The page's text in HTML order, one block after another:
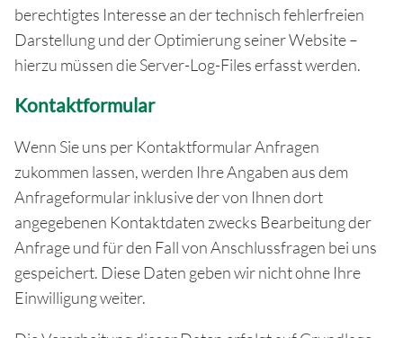
berechtigtes Interesse an der technisch fehlerfreien
Darstellung und der Optimierung seiner Website –
hierzu müssen die Server-Log-Files erfasst werden.
Kontaktformular
Wenn Sie uns per Kontaktformular Anfragen
zukommen lassen, werden Ihre Angaben aus dem
Anfrageformular inklusive der von Ihnen dort
angegebenen Kontaktdaten zwecks Bearbeitung der
Anfrage und für den Fall von Anschlussfragen bei uns
gespeichert. Diese Daten geben wir nicht ohne Ihre
Einwilligung weiter.